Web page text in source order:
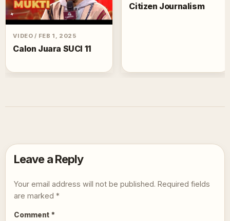
VIDEO/ FEB 1, 2025
Calon Juara SUCI 11
Citizen Journalism
Leave a Reply
Your email address will not be published. Required fields
are marked *
Comment *